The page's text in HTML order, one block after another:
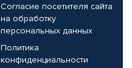
Согласие посетителя сайта
на обработку
персональных данных
Политика
конфиденциальности